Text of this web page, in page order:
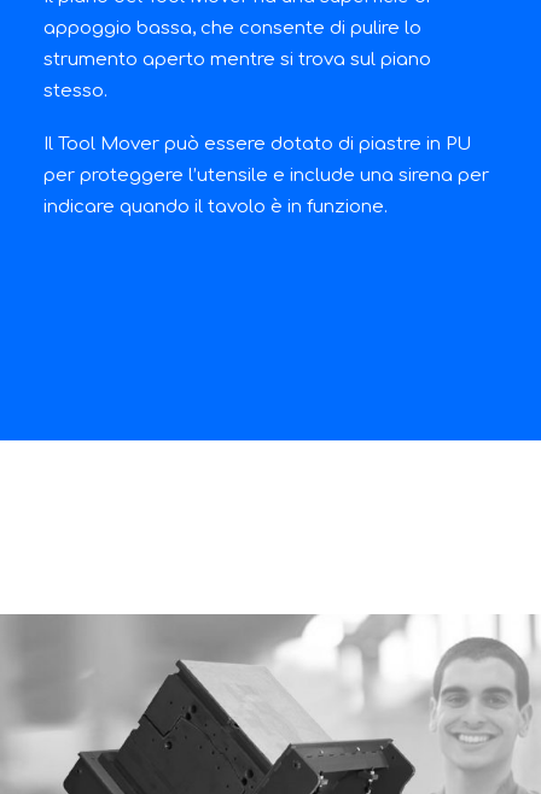
appoggio bassa, che consente di pulire lo
strumento aperto mentre si trova sul piano
stesso.
Il Tool Mover può essere dotato di piastre in PU
per proteggere l’utensile e include una sirena per
indicare quando il tavolo è in funzione.